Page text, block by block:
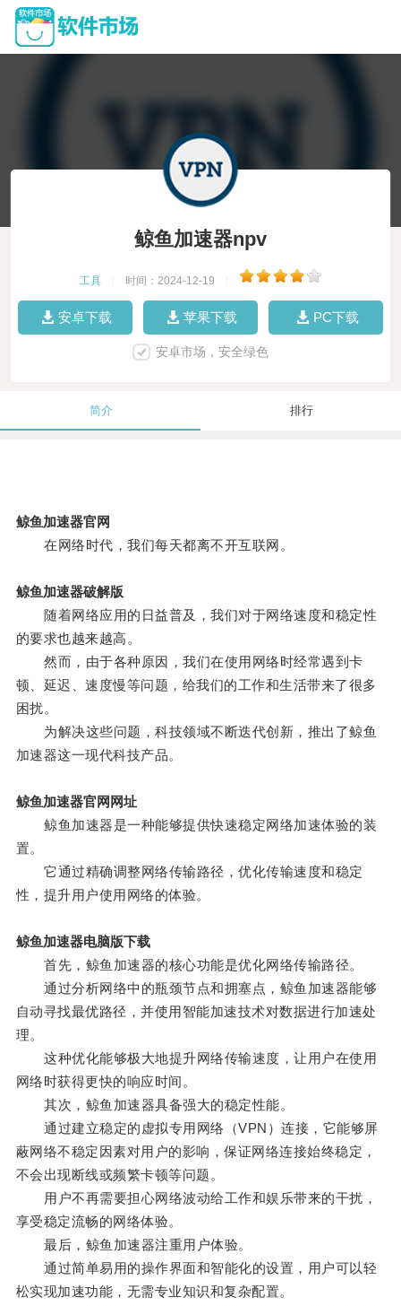
鲸鱼加速器npv
工具 时间：2024-12-19
安卓下载 苹果下载 PC下载
安卓市场，安全绿色
简介 排行
鲸鱼加速器官网
在网络时代，我们每天都离不开互联网。
鲸鱼加速器破解版
随着网络应用的日益普及，我们对于网络速度和稳定性
的要求也越来越高。
然而，由于各种原因，我们在使用网络时经常遇到卡
顿、延迟、速度慢等问题，给我们的工作和生活带来了很多
困扰。
为解决这些问题，科技领域不断迭代创新，推出了鲸鱼
加速器这一现代科技产品。
鲸鱼加速器官网网址
鲸鱼加速器是一种能够提供快速稳定网络加速体验的装
置。
它通过精确调整网络传输路径，优化传输速度和稳定
性，提升用户使用网络的体验。
鲸鱼加速器电脑版下载
首先，鲸鱼加速器的核心功能是优化网络传输路径。
通过分析网络中的瓶颈节点和拥塞点，鲸鱼加速器能够
自动寻找最优路径，并使用智能加速技术对数据进行加速处
理。
这种优化能够极大地提升网络传输速度，让用户在使用
网络时获得更快的响应时间。
其次，鲸鱼加速器具备强大的稳定性能。
通过建立稳定的虚拟专用网络（VPN）连接，它能够屏
蔽网络不稳定因素对用户的影响，保证网络连接始终稳定，
不会出现断线或频繁卡顿等问题。
用户不再需要担心网络波动给工作和娱乐带来的干扰，
享受稳定流畅的网络体验。
最后，鲸鱼加速器注重用户体验。
通过简单易用的操作界面和智能化的设置，用户可以轻
松实现加速功能，无需专业知识和复杂配置。